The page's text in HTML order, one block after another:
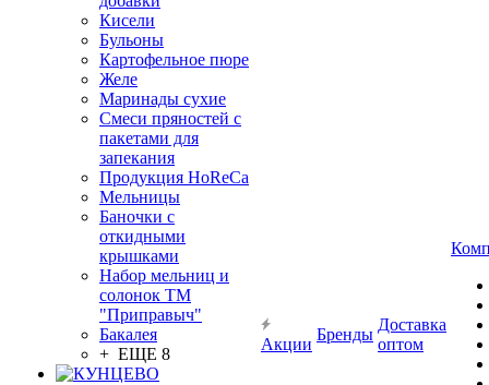
Кисели
Бульоны
Картофельное пюре
Желе
Маринады сухие
Смеси пряностей с
пакетами для
запекания
Продукция HoReCa
Мельницы
Баночки с
откидными
крышками
Набор мельниц и
солонок ТМ
"Приправыч"
Бакалея
+ ЕЩЕ 8
Акции
Бренды
Доставка
оптом